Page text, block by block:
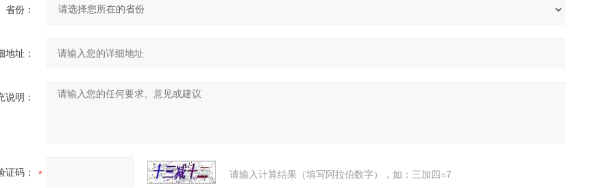
省份：
地址：
说明：
证码： 请输入计算结果（填写阿拉伯数字），如：三加四=7